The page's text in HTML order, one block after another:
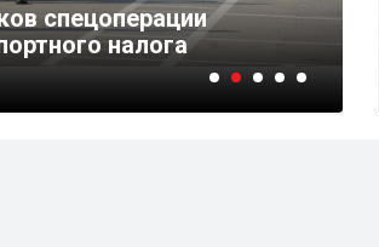
спецоперации
налога